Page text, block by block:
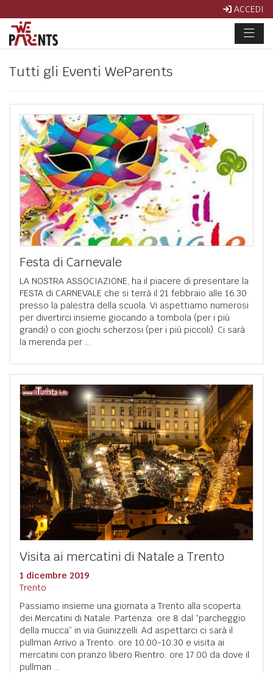
ACCEDI
Tutti gli Eventi WeParents
Festa di Carnevale
LA NOSTRA ASSOCIAZIONE, ha il piacere di presentare la
FESTA di CARNEVALE che si terrà il 21 febbraio alle 16.30
presso la palestra della scuola. Vi aspettiamo numerosi
per divertirci insieme giocando a tombola (per i più
grandi) o con giochi scherzosi (per i più piccoli). Ci sarà
la merenda per ...
Visita ai mercatini di Natale a Trento
1 dicembre 2019
Trento
Passiamo insieme una giornata a Trento alla scoperta
dei Mercatini di Natale. Partenza: ore 8 dal “parcheggio
della mucca” in via Guinizzelli. Ad aspettarci ci sarà il
pullman Arrivo a Trento: ore 10.00-10.30 e visita ai
mercatini con pranzo libero Rientro: ore 17.00 da dove il
pullman ...